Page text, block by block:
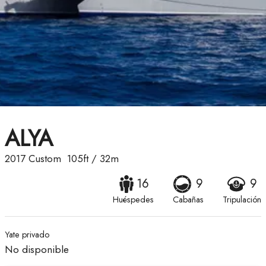
ALYA
2017 Custom 105ft/ 32m
16
Huéspedes
9
Cabañas
9
Tripulación
Yate privado
No disponible